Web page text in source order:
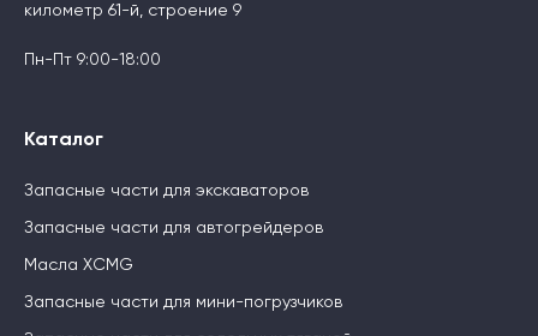
километр 61-й, строение 9
Пн-Пт 9:00-18:00
Каталог
Запасные части для экскаваторов
Запасные части для автогрейдеров
Масла XCMG
Запасные части для мини-погрузчиков